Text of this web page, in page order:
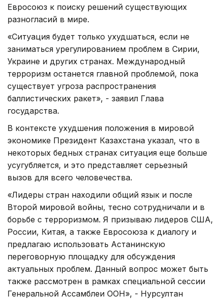
Евросоюз к поиску решений существующих
разногласий в мире.
«Ситуация будет только ухудшаться, если не
заниматься урегулированием проблем в Сирии,
Украине и других странах. Международный
терроризм останется главной проблемой, пока
существует угроза распространения
баллистических ракет», - заявил Глава
государства.
В контексте ухудшения положения в мировой
экономике Президент Казахстана указал, что в
некоторых бедных странах ситуация еще больше
усугубляется, и это представляет серьезный
вызов для всего человечества.
«Лидеры стран находили общий язык и после
Второй мировой войны, тесно сотрудничали и в
борьбе с терроризмом. Я призываю лидеров США,
России, Китая, а также Евросоюза к диалогу и
предлагаю использовать Астанинскую
переговорную площадку для обсуждения
актуальных проблем. Данный вопрос может быть
также рассмотрен в рамках специальной сессии
Генеральной Ассамблеи ООН», - Нурсултан